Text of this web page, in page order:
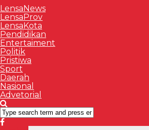
LensaNews
LensaProv
LensaKota
Pendidikan
Entertaiment
Politik
Pristiwa
Sport
Daerah
Nasional
Advetorial